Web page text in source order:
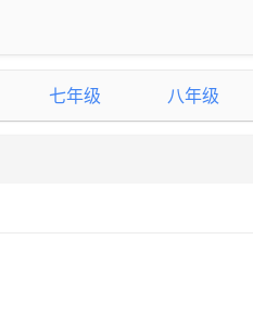
七年级 八年级